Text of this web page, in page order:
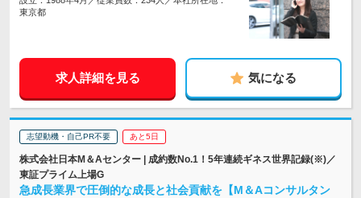
東京都
求人詳細を見る 気になる
志望動機・自己PR不要 あと5日
株式会社日本M＆Aセンター | 成約数No.1！5年連続ギネス世界記録(※)／
東証プライム上場G
急成長業界で圧倒的な成長と社会貢献を【M＆Aコンサルタン